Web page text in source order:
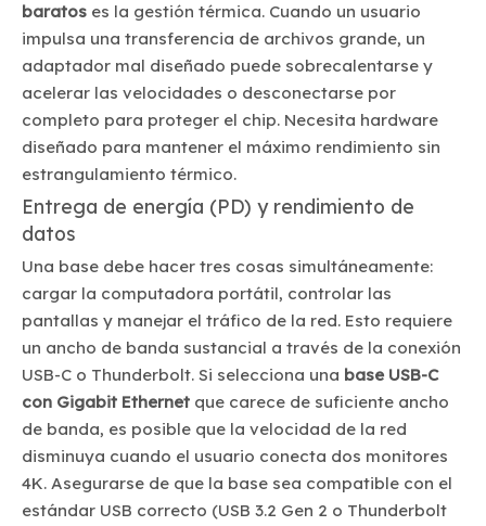
baratos es la gestión térmica. Cuando un usuario
impulsa una transferencia de archivos grande, un
adaptador mal diseñado puede sobrecalentarse y
acelerar las velocidades o desconectarse por
completo para proteger el chip. Necesita hardware
diseñado para mantener el máximo rendimiento sin
estrangulamiento térmico.
Entrega de energía (PD) y rendimiento de
datos
Una base debe hacer tres cosas simultáneamente:
cargar la computadora portátil, controlar las
pantallas y manejar el tráfico de la red. Esto requiere
un ancho de banda sustancial a través de la conexión
USB-C o Thunderbolt. Si selecciona una base USB-C
con Gigabit Ethernet que carece de suficiente ancho
de banda, es posible que la velocidad de la red
disminuya cuando el usuario conecta dos monitores
4K. Asegurarse de que la base sea compatible con el
estándar USB correcto (USB 3.2 Gen 2 o Thunderbolt